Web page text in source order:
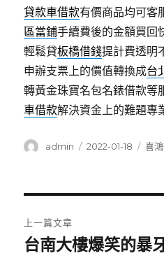
貸款車借款有價商品均可客
區當鋪手續費後的金額買回
輕鬆貸板橋借錢提計費透明
申辦支票上的價值轉換成台
轉黃金珠寶名包名錶借款等
車借款解決資金上的難題專
作
admin
發
2022-01-18
分
喜
章
上一篇文章
上
台南大樓爆笑的暴